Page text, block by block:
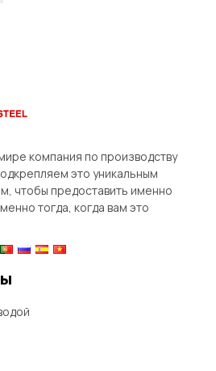
компания по производству
это уникальным
чтобы предоставить именно
тогда, когда вам это